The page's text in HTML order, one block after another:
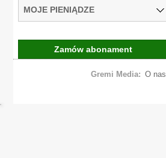
MOJE PIENIĄDZE
Zamów abonament
Gremi Media: O nas